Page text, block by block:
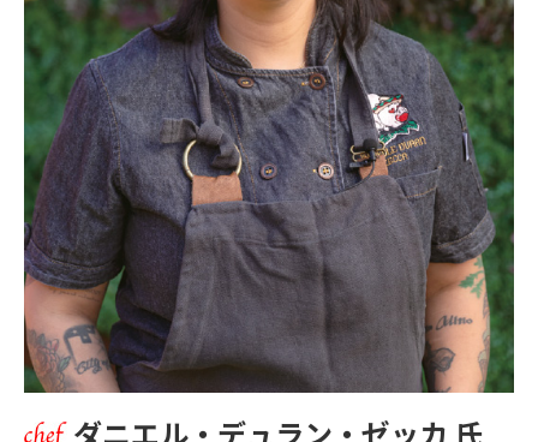
ダニエル・デュラン・ゼッカ 氏